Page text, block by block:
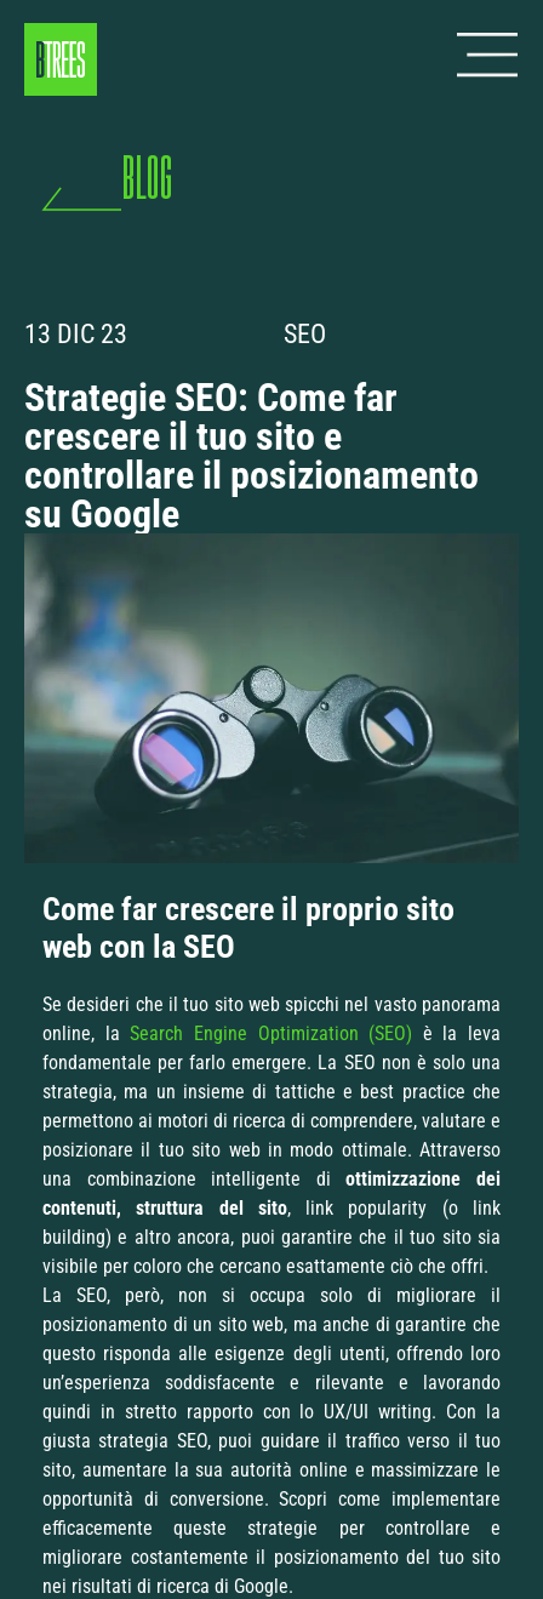
blog
13 DIC 23 SEO
Strategie SEO: Come far
crescere il tuo sito e
controllare il posizionamento
su Google
Come far crescere il proprio sito
web con la SEO
Se desideri che il tuo sito web spicchi nel vasto panorama
online, laSearch Engine Optimization (SEO) è la leva
fondamentale per farlo emergere. La SEO non è solo una
strategia, ma un insieme di tattiche e best practice che
permettono ai motori di ricerca di comprendere, valutare e
posizionare il tuo sito web in modo ottimale. Attraverso
una combinazione intelligente diottimizzazione dei
contenuti, struttura del sito, link popularity (o link
building) e altro ancora, puoi garantire che il tuo sito sia
visibile per coloro che cercano esattamente ciò che offri.
La SEO, però, non si occupa solo di migliorare il
posizionamento di un sito web, ma anche di garantire che
questo risponda alle esigenze degli utenti, offrendo loro
un’esperienza soddisfacente e rilevante e lavorando
quindi in stretto rapporto con lo UX/UI writing. Con la
giusta strategia SEO, puoi guidare il traffico verso il tuo
sito, aumentare la sua autorità online e massimizzare le
opportunità di conversione. Scopri come implementare
efficacemente queste strategie per controllare e
migliorare costantemente il posizionamento del tuo sito
nei risultati di ricerca di Google.